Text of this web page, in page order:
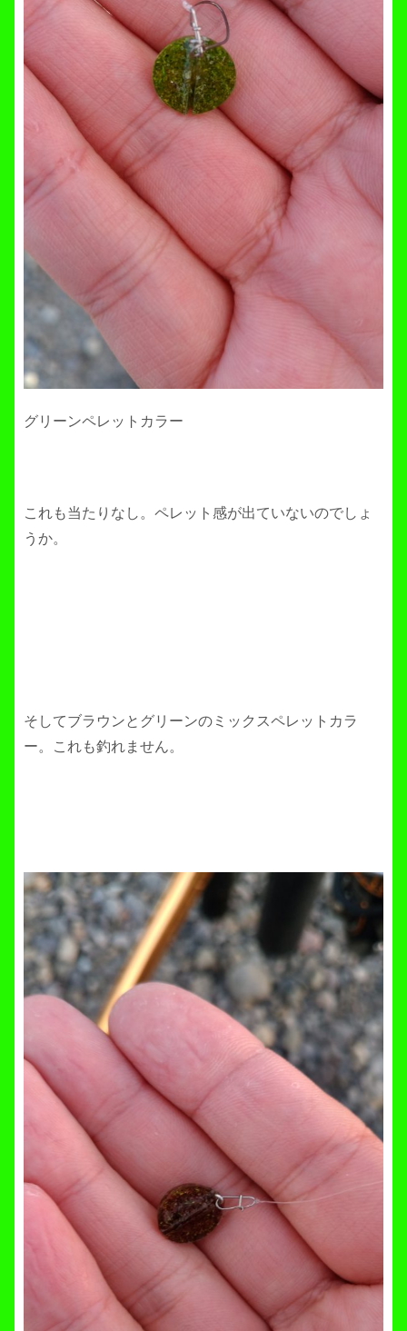
グリーンペレットカラー
これも当たりなし。ペレット感が出ていないのでしょ
うか。
そしてブラウンとグリーンのミックスペレットカラ
ー。これも釣れません。